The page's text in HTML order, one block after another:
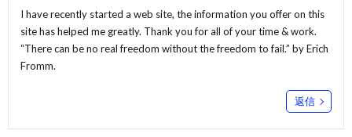
I have recently started a web site, the information you offer on this
site has helped me greatly. Thank you for all of your time & work.
“There can be no real freedom without the freedom to fail.” by Erich
Fromm.
返信